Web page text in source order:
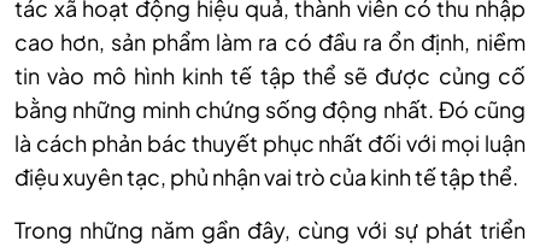
tác xã hoạt động hiệu quả, thành viên có thu nhập
cao hơn, sản phẩm làm ra có đầu ra ổn định, niềm
tin vào mô hình kinh tế tập thể sẽ được củng cố
bằng những minh chứng sống động nhất. Đó cũng
là cách phản bác thuyết phục nhất đối với mọi luận
điệu xuyên tạc, phủ nhận vai trò của kinh tế tập thể.
Trong những năm gần đây, cùng với sự phát triển